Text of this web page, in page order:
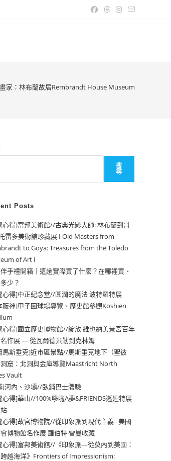
家：林布蘭故居Rembrandt House Museum
搜
尋
Posts
心得]富邦美術館//古典光影大師: 林布蘭到哥
雷多美術館珍藏展 I Old Masters from
to Goya: Treasures from the Toledo
of Art I
手禮開箱｜這趟實際買了什麼？在哪裡買、
少？
心得]中正紀念堂//圓潤的魔法 波特羅特展
阪神]甲子園球場導覽、歷史館參觀Koshien
心得]國立歷史博物館//綻放 維也納美景宮百年
作展 — 從瓦爾德米勒到克林姆
馬斯垂克]近市區景點//馬斯垂克地下（聖彼
窟：北洞與金庫導覽Maastricht North
Vault
]河內、沙壩//臥鋪巴士體驗
心得]華山//100%哆啦A夢&FRIENDS巡迴特展
心得]故宮博物院//從印象派到現代主義─美國
博物館名作展 羅伯特·雷曼收藏
心得]富邦美術館//《印象派—從莫內到美國：
越海洋》Frontiers of Impressionism: